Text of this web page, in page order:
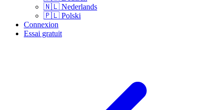
🇳🇱 Nederlands
🇵🇱 Polski
Connexion
Essai gratuit